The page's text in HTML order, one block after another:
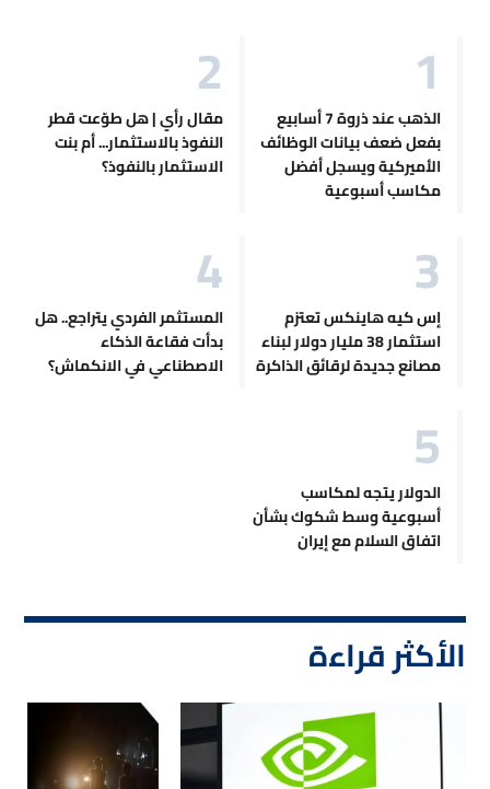
الذهب عند ذروة 7 أسابيع
بفعل ضعف بيانات الوظائف
الأميركية ويسجل أفضل
مكاسب أسبوعية
مقال رأي | هل طوّعت قطر
النفوذ بالاستثمار... أم بنت
الاستثمار بالنفوذ؟
إس كيه هاينكس تعتزم
استثمار 38 مليار دولار لبناء
مصانع جديدة لرقائق الذاكرة
المستثمر الفردي يتراجع.. هل
بدأت فقاعة الذكاء
الاصطناعي في الانكماش؟
الدولار يتجه لمكاسب
أسبوعية وسط شكوك بشأن
اتفاق السلام مع إيران
الأكثر قراءة